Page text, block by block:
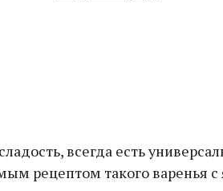
всегда есть
рецептом такого варенья